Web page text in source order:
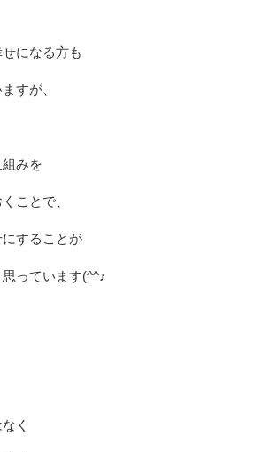
になる方も
すが、
みを
ことで、
することが
っています(^^♪
く